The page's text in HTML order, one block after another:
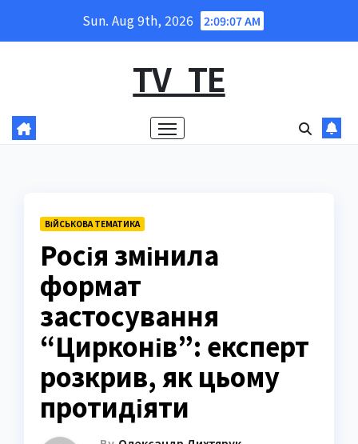
Sun. Aug 9th, 2026 2:09:08 AM
TV_TE
ВІЙСЬКОВА ТЕМАТИКА
Росія змінила
формат
застосування
“Цирконів”: експерт
розкрив, як цьому
протидіяти